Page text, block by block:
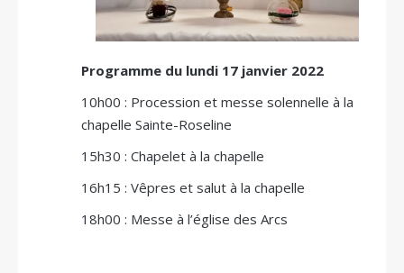
Programme du lundi 17 janvier 2022
10h00 : Procession et messe solennelle à la
chapelle Sainte-Roseline
15h30 : Chapelet à la chapelle
16h15 : Vêpres et salut à la chapelle
18h00 : Messe à l’église des Arcs